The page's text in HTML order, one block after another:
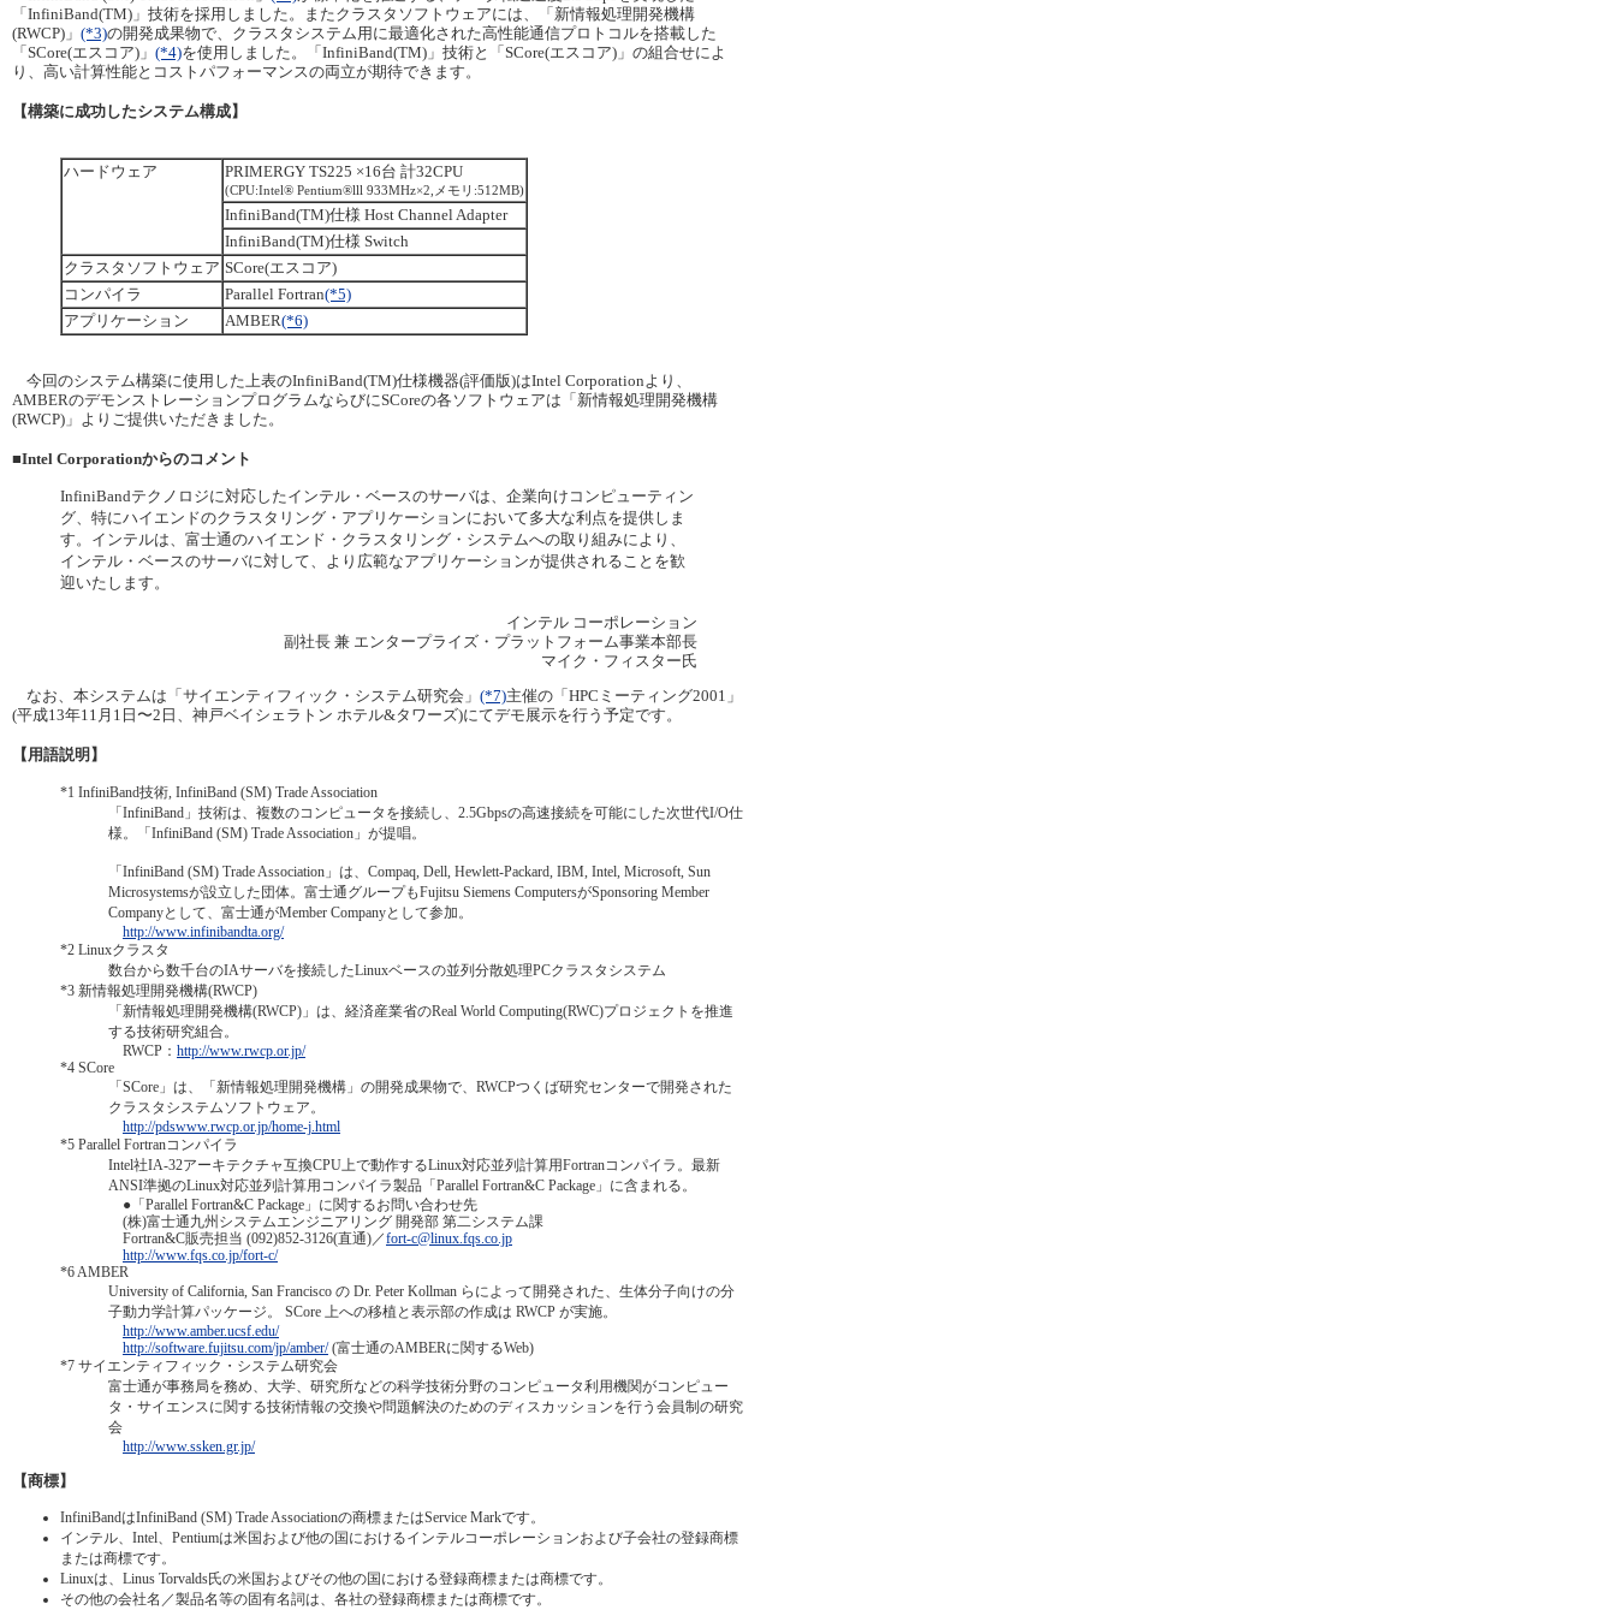
「InfiniBand(TM)」技術を採用しました。またクラスタソフトウェアには、「新情報処理開発機構
(RWCP)」 (*3)の開発成果物で、クラスタシステム用に最適化された高性能通信プロトコルを搭載した
「SCore(エスコア)」 (*4)を使用しました。「InfiniBand(TM)」技術と「SCore(エスコア)」の組合せによ
り、高い計算性能とコストパフォーマンスの両立が期待できます。
【構築に成功したシステム構成】
ハードウェア PRIMERGY TS225 ×16台 計32CPU
(CPU:Intel® Pentium®lll 933MHz×2,メモリ:512MB)
InfiniBand(TM)仕様 Host Channel Adapter
InfiniBand(TM)仕様 Switch
クラスタソフトウェア SCore(エスコア)
コンパイラ
Parallel Fortran(*5)
アプリケーション
AMBER(*6)
今回のシステム構築に使用した上表のInfiniBand(TM)仕様機器(評価版)はIntel Corporationより、
AMBERのデモンストレーションプログラムならびにSCoreの各ソフトウェアは「新情報処理開発機構
(RWCP)」よりご提供いただきました。
■Intel Corporationからのコメント
InfiniBandテクノロジに対応したインテル・ベースのサーバは、企業向けコンピューティン
グ、特にハイエンドのクラスタリング・アプリケーションにおいて多大な利点を提供しま
す。インテルは、富士通のハイエンド・クラスタリング・システムへの取り組みにより、
インテル・ベースのサーバに対して、より広範なアプリケーションが提供されることを歓
迎いたします。
インテル コーポレーション
副社長 兼 エンタープライズ・プラットフォーム事業本部長
マイク・フィスター氏
なお、本システムは「サイエンティフィック・システム研究会」 (*7)主催の「HPCミーティング2001」
(平成13年11月1日〜2日、神戸ベイシェラトン ホテル&タワーズ)にてデモ展示を行う予定です。
【用語説明】
*1 InfiniBand技術, InfiniBand (SM) Trade Association
「InfiniBand」技術は、複数のコンピュータを接続し、2.5Gbpsの高速接続を可能にした次世代I/O仕
様。「InfiniBand (SM) Trade Association」が提唱。
「InfiniBand (SM) Trade Association」は、Compaq, Dell, Hewlett-Packard, IBM, Intel, Microsoft, Sun
Microsystemsが設立した団体。富士通グループもFujitsu Siemens ComputersがSponsoring Member
Companyとして、富士通がMember Companyとして参加。
http://www.infinibandta.org/
*2 Linuxクラスタ
数台から数千台のIAサーバを接続したLinuxベースの並列分散処理PCクラスタシステム
*3 新情報処理開発機構(RWCP)
「新情報処理開発機構(RWCP)」は、経済産業省のReal World Computing(RWC)プロジェクトを推進
する技術研究組合。
RWCP： http://www.rwcp.or.jp/
*4 SCore
「SCore」は、「新情報処理開発機構」の開発成果物で、RWCPつくば研究センターで開発された
クラスタシステムソフトウェア。
http://pdswww.rwcp.or.jp/home-j.html
*5 Parallel Fortranコンパイラ
Intel社IA-32アーキテクチャ互換CPU上で動作するLinux対応並列計算用Fortranコンパイラ。最新
ANSI準拠のLinux対応並列計算用コンパイラ製品「Parallel Fortran&C Package」に含まれる。
●「Parallel Fortran&C Package」に関するお問い合わせ先
(株)富士通九州システムエンジニアリング 開発部 第二システム課
Fortran&C販売担当 (092)852-3126(直通)／fort-c@linux.fqs.co.jp
http://www.fqs.co.jp/fort-c/
*6 AMBER
University of California, San Francisco の Dr. Peter Kollman らによって開発された、生体分子向けの分
子動力学計算パッケージ。 SCore 上への移植と表示部の作成は RWCP が実施。
http://www.amber.ucsf.edu/
http://software.fujitsu.com/jp/amber/(富士通のAMBERに関するWeb)
*7 サイエンティフィック・システム研究会
富士通が事務局を務め、大学、研究所などの科学技術分野のコンピュータ利用機関がコンピュー
タ・サイエンスに関する技術情報の交換や問題解決のためのディスカッションを行う会員制の研究
会
http://www.ssken.gr.jp/
【商標】
InfiniBandはInfiniBand (SM) Trade Associationの商標またはService Markです。
インテル、Intel、Pentiumは米国および他の国におけるインテルコーポレーションおよび子会社の登録商標
または商標です。
Linuxは、Linus Torvalds氏の米国およびその他の国における登録商標または商標です。
その他の会社名／製品名等の固有名詞は、各社の登録商標または商標です。